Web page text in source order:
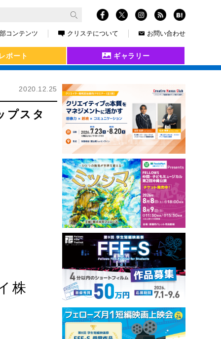
コンテンツ クリステについて お問い合わせ
レポート ギャラリー
2020.12.25
プスタ
株